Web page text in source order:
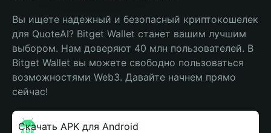
Вы ищете надежный и безопасный криптокошелек
для QuoteAI? Bitget Wallet станет вашим лучшим
выбором. Нам доверяют 40 млн пользователей. В
Bitget Wallet вы можете свободно пользоваться
возможностями Web3. Давайте начнем прямо
сейчас!
Скачать APK для Android